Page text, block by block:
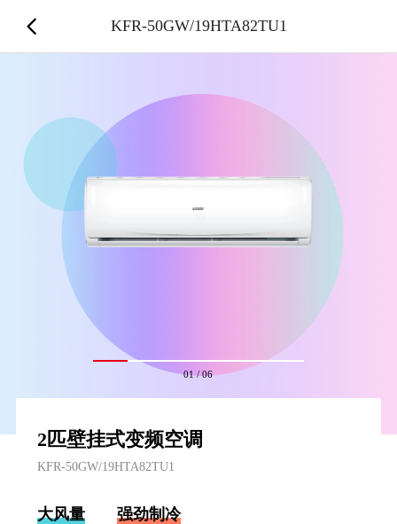
01/06
2匹壁挂式变频空调
KFR-50GW/19HTA82TU1
大风量 强劲制冷
KFR-50GW/19HTA82TU1